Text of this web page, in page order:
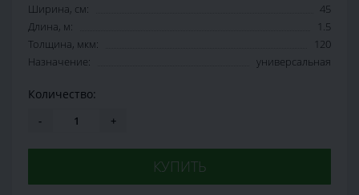
Ширина, см:
45
Длина, м:
1.5
Толщина, мкм:
120
Назначение:
универсальная
Количество:
- +
КУПИТЬ